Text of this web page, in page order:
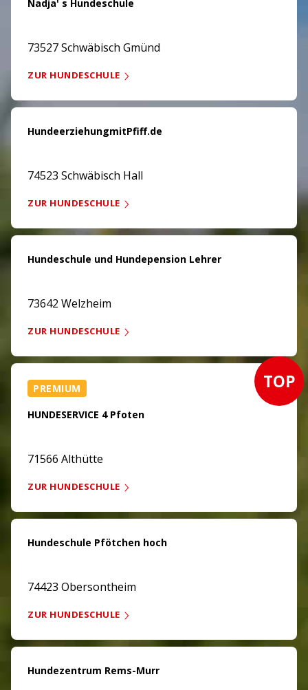
Nadja' s Hundeschule
73527 Schwäbisch Gmünd
ZUR HUNDESCHULE
HundeerziehungmitPfiff.de
74523 Schwäbisch Hall
ZUR HUNDESCHULE
Hundeschule und Hundepension Lehrer
73642 Welzheim
ZUR HUNDESCHULE
TOP
PREMIUM
HUNDESERVICE 4 Pfoten
71566 Althütte
ZUR HUNDESCHULE
Hundeschule Pfötchen hoch
74423 Obersontheim
ZUR HUNDESCHULE
Hundezentrum Rems-Murr